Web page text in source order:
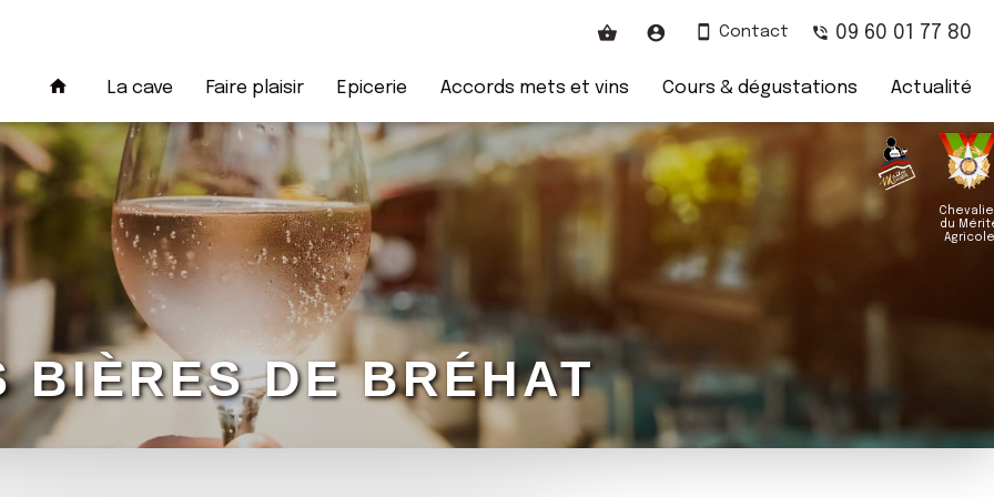
Contact 09 60 01 77 80
La cave Faire plaisir Epicerie Accords mets et vins Cours & dégustations Actualité
du
Agricole
BIÈRES DE BRÉHAT